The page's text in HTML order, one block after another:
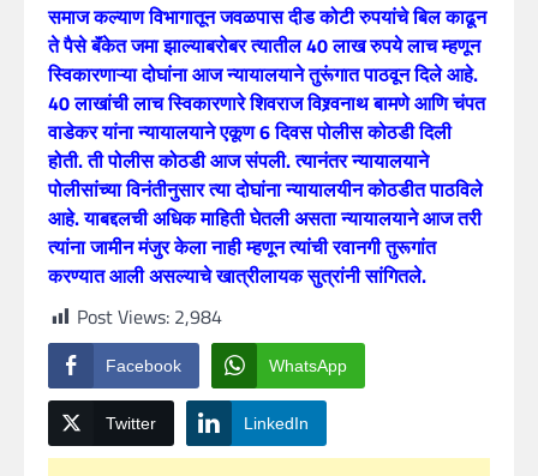
समाज कल्याण विभागातून जवळपास दीड कोटी रुपयांचे बिल काढून
ते पैसे बॅंकेत जमा झाल्याबरोबर त्यातील 40 लाख रुपये लाच म्हणून
स्विकारणाऱ्या दोघांना आज न्यायालयाने तुरूंगात पाठवून दिले आहे.
40 लाखांची लाच स्विकारणारे शिवराज विश्र्वनाथ बामणे आणि चंपत
वाडेकर यांना न्यायालयाने एकूण 6 दिवस पोलीस कोठडी दिली
होती. ती पोलीस कोठडी आज संपली. त्यानंतर न्यायालयाने
पोलीसांच्या विनंतीनुसार त्या दोघांना न्यायालयीन कोठडीत पाठविले
आहे. याबद्दलची अधिक माहिती घेतली असता न्यायालयाने आज तरी
त्यांना जामीन मंजुर केला नाही म्हणून त्यांची रवानगी तुरूगांत
करण्यात आली असल्याचे खात्रीलायक सुत्रांनी सांगितले.
Post Views: 2,984
Facebook WhatsApp
Twitter LinkedIn